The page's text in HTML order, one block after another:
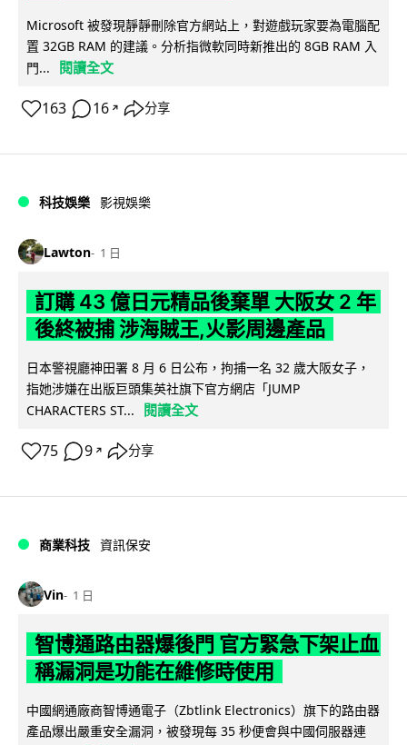
Microsoft 被發現靜靜刪除官方網站上，對遊戲玩家要為電腦配
置 32GB RAM 的建議。分析指微軟同時新推出的 8GB RAM 入
門...
閱讀全文
163 16 ↗ 分享
科技娛樂 影視娛樂
Lawton 1 日
訂購 43 億日元精品後棄單 大阪女 2 年
後終被捕 涉海賊王,火影周邊產品
日本警視廳神田署 8 月 6 日公布，拘捕一名 32 歲大阪女子，
指她涉嫌在出版巨頭集英社旗下官方網店「JUMP
CHARACTERS ST...
閱讀全文
75 9 ↗ 分享
商業科技 資訊保安
Vin 1 日
智博通路由器爆後門 官方緊急下架止血
稱漏洞是功能在維修時使用
中國網通廠商智博通電子（Zbtlink Electronics）旗下的路由器
產品爆出嚴重安全漏洞，被發現每 35 秒便會與中國伺服器連